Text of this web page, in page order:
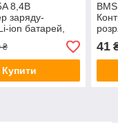
8,4В
заряду-
ion батарей,
₴
Купити
41